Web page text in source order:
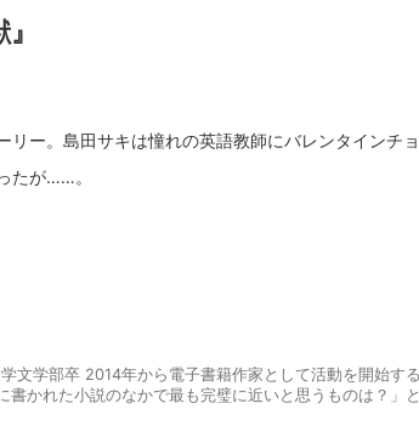
リー。島田サキは憧れの英語教師にバレンタインチ
文学部卒 2014年から電子書籍作家として活動を開始す
書かれた小説のなかで最も完璧に近いと思うものは？」